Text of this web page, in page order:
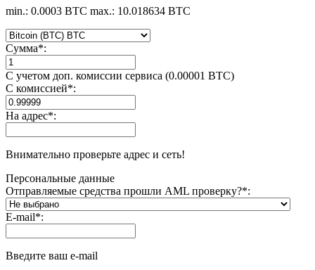
min.: 0.0003 BTC max.: 10.018634 BTC
Сумма*:
С учетом доп. комиссии сервиса (0.00001 BTC)
С комиссией*:
На адрес*:
Внимательно проверьте адрес и сеть!
Персональные данные
Отправляемые средства прошли AML проверку?*:
E-mail*:
Введите ваш e-mail